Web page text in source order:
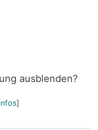
ausblenden?
]